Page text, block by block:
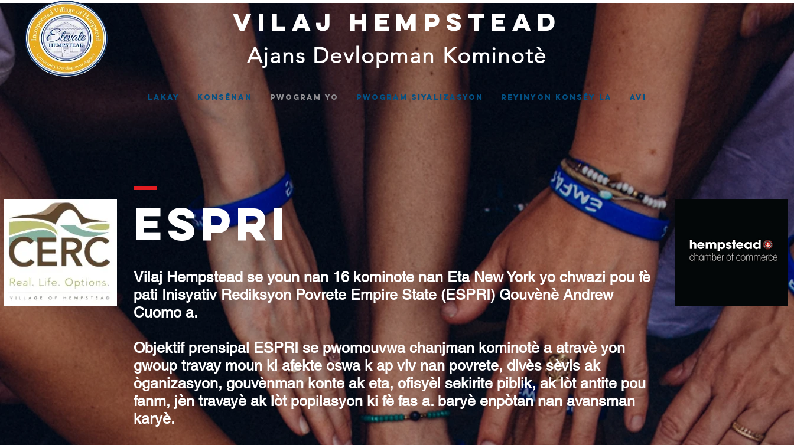
Vilaj Hempstead
Ajans Devlopman Kominotè
Lakay Konsènan Pwogram yo Pwogram siyalizasyon Reyinyon Konsèy la Avi
ESPRI
Vilaj Hempstead se youn nan 16 kominote nan Eta New York yo chwazi pou fè
pati Inisyativ Rediksyon Povrete Empire State (ESPRI) Gouvènè Andrew
Cuomo a.
Objektif prensipal ESPRI se pwomouvwa chanjman kominotè a atravè yon
gwoup travay moun ki afekte oswa k ap viv nan povrete, divès sèvis ak
òganizasyon, gouvènman konte ak eta, ofisyèl sekirite piblik, ak lòt antite pou
fanm, jèn travayè ak lòt popilasyon ki fè fas a. baryè enpòtan nan avansman
karyè.